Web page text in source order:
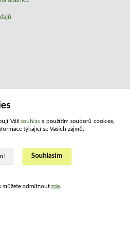
Vášsouhlas s použitím souborů cookies,
týkající se Vašich zájmů.
Souhlasím
můžete odmítnout zde.